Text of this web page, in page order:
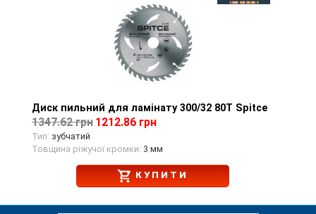
Перегляд товару
Диск пильний для ламінату 300/32 80T Spitce
1347.62 грн 1212.86 грн
Тип: зубчатий
Товщина ріжучої кромки: 3 мм
КУПИТИ